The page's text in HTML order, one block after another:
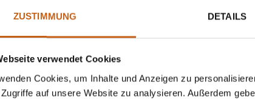
ZUSTIMMUNG DETAILS
verwendet Cookies
Cookies, um Inhalte und Anzeigen zu
auf unsere Website zu analysieren. Außerdem